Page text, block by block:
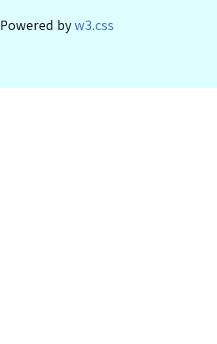
Powered byw3.css